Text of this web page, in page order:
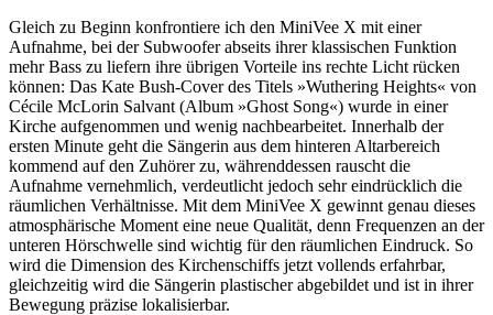
Gleich zu Beginn konfrontiere ich den MiniVee X mit einer
Aufnahme, bei der Subwoofer abseits ihrer klassischen Funktion
mehr Bass zu liefern ihre übrigen Vorteile ins rechte Licht rücken
können: Das Kate Bush-Cover des Titels »Wuthering Heights« von
Cécile McLorin Salvant (Album »Ghost Song«) wurde in einer
Kirche aufgenommen und wenig nachbearbeitet. Innerhalb der
ersten Minute geht die Sängerin aus dem hinteren Altarbereich
kommend auf den Zuhörer zu, währenddessen rauscht die
Aufnahme vernehmlich, verdeutlicht jedoch sehr eindrücklich die
räumlichen Verhältnisse. Mit dem MiniVee X gewinnt genau dieses
atmosphärische Moment eine neue Qualität, denn Frequenzen an der
unteren Hörschwelle sind wichtig für den räumlichen Eindruck. So
wird die Dimension des Kirchenschiffs jetzt vollends erfahrbar,
gleichzeitig wird die Sängerin plastischer abgebildet und ist in ihrer
Bewegung präzise lokalisierbar.